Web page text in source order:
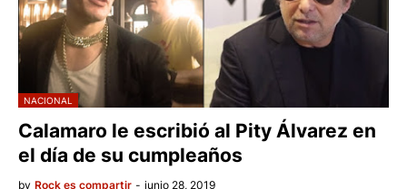
NACIONAL
Calamaro le escribió al Pity Álvarez en
el día de su cumpleaños
by Rock es compartir - junio 28, 2019